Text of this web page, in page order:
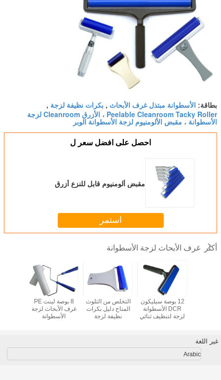
بطاقة: الأسطوانة مبتذل غرف الأبحاث , بكرات نظيفة لزجة ,
Peelable Cleanroom Tacky Roller ، الأزرق Cleanroom لزجة
الأسطوانة ، مقبض الألومنيوم لزجة الأسطوانة الوبر
احصل على افضل سعر ل
مقبض ألومنيوم قابل للنزع أزرق
استمر
أكثر غرف الأبحاث لزجة الأسطوانة
8 بوصة لينت PE
غرف الأبحاث لزجة
الأسطوانة
التخلص من التلوث
المتاح دليل بكرات
نظيفة لزجة
12 بوصة سيليكون
DCR الأسطوانة
لزجة لتنظيف ثنائي
غير اللغة
Arabic